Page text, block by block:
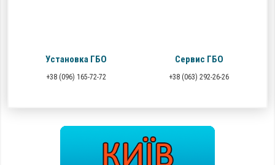
Установка ГБО
+38 (096) 165-72-72
Сервис ГБО
+38 (063) 292-26-26